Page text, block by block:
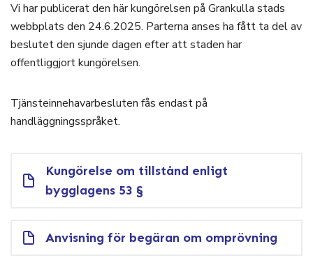
Vi har publicerat den här kungörelsen på Grankulla stads
webbplats den 24.6.2025. Parterna anses ha fått ta del av
beslutet den sjunde dagen efter att staden har
offentliggjort kungörelsen.
Tjänsteinnehavarbesluten fås endast på
handläggningsspråket.
Kungörelse om tillstånd enligt
bygglagens 53 §
Anvisning för begäran om omprövning